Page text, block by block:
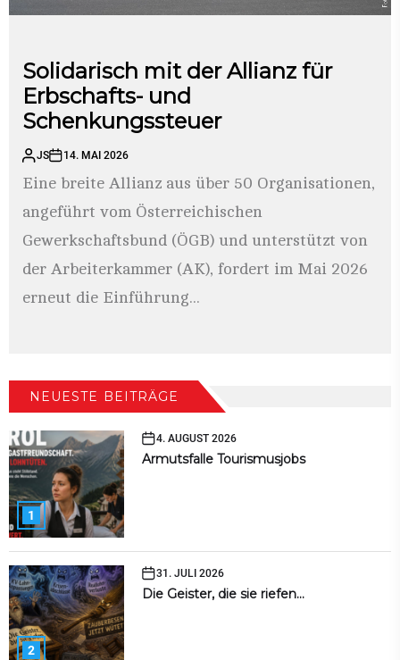
Solidarisch mit der Allianz für
Erbschafts- und
Schenkungssteuer
JS 14. MAI 2026
Eine breite Allianz aus über 50 Organisationen,
angeführt vom Österreichischen
Gewerkschaftsbund (ÖGB) und unterstützt von
der Arbeiterkammer (AK), fordert im Mai 2026
erneut die Einführung...
NEUESTE BEITRÄGE
1
4. AUGUST 2026
Armutsfalle Tourismusjobs
2
31. JULI 2026
Die Geister, die sie riefen…